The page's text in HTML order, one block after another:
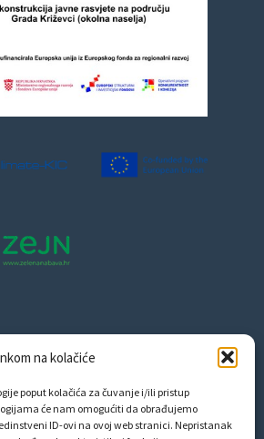
na kolačiće
poput kolačića za čuvanje i/ili pristup
će nam omogućiti da obrađujemo
ID-ovi na ovoj web stranici. Nepristanak